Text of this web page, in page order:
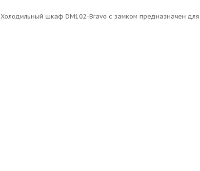
Холодильный шкаф DM102-Bravo с замком предназначен